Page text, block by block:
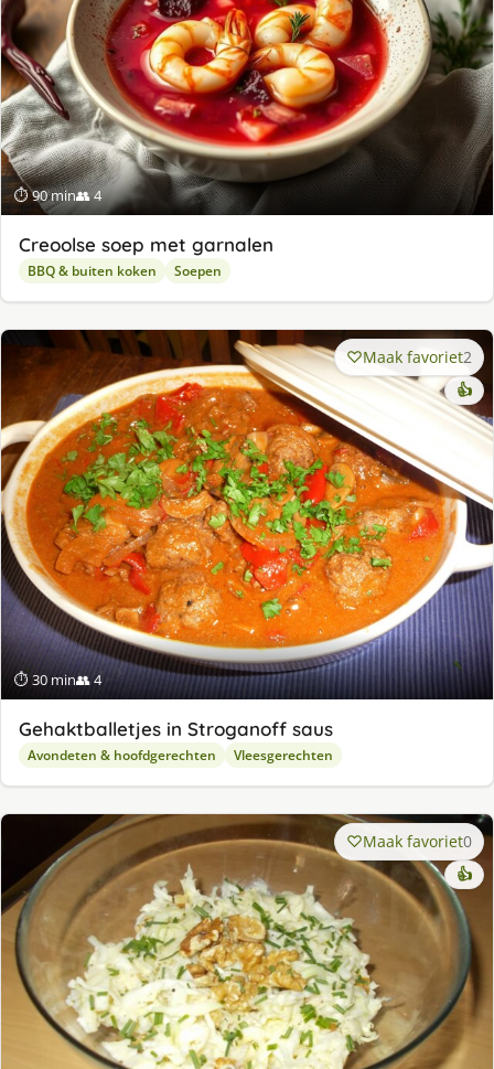
⏱ 90 min👥 4
Creoolse soep met garnalen
BBQ & buiten koken Soepen
⏱ 30 min👥 4
Maak favoriet2
👍
Gehaktballetjes in Stroganoff saus
Avondeten & hoofdgerechten Vleesgerechten
Maak favoriet0
👍